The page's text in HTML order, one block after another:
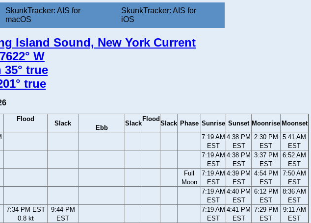
SkunkTracker: AIS for
macOS
SkunkTracker: AIS for
iOS
Island Sound, New York Current
W
true
true
Flood
Slack
Ebb
Slack
Flood
Slack Phase Sunrise Sunset Moonrise Moonset
7:19 AM
EST
4:38 PM
EST
2:30 PM
EST
5:41 AM
EST
7:19 AM
EST
4:38 PM
EST
3:37 PM
EST
6:52 AM
EST
Full
Moon
7:19 AM
EST
4:39 PM
EST
4:54 PM
EST
7:50 AM
EST
7:19 AM
EST
4:40 PM
EST
6:12 PM
EST
8:36 AM
EST
7:34 PM EST
0.8 kt
9:44 PM
EST
7:19 AM
EST
4:41 PM
EST
7:29 PM
EST
9:11 AM
EST